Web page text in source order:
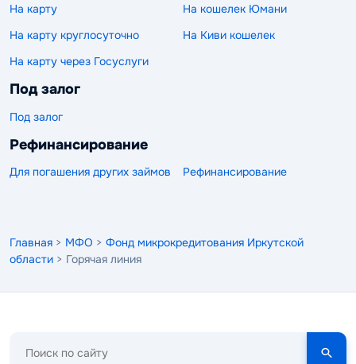
На карту
На кошелек Юмани
На карту круглосуточно
На Киви кошелек
На карту через Госуслуги
Под залог
Под залог
Рефинансирование
Для погашения других займов Рефинансирование
Главная > МФО > Фонд микрокредитования Иркутской
области > Горячая линия